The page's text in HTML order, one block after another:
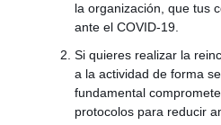
la organización, que tus
ante el COVID-19.
Si quieres realizar la
a la actividad de forma
fundamental
protocolos para reducir